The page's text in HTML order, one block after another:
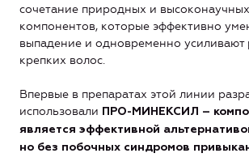
сочетание природных и
компонентов, которые эффективно
выпадение и одновременно усиливают
крепких волос.
Впервые в препаратах этой линии
использовали ПРО-МИНЕКСИЛ –
является эффективной
но без побочных синдромов